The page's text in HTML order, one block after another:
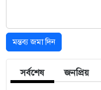
মন্তব্য জমা দিন
সর্বশেষ জনপ্রিয়